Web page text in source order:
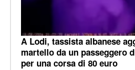
A Lodi, tassista albanese
martello da un passeggero
per una corsa di 80 euro